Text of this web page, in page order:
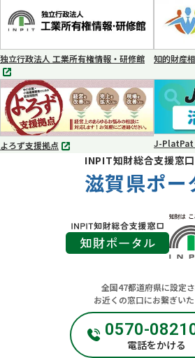
ブ
で
く
ブ
で
開
く
独立行政法人 工業所有権情報・研修館
別
タ
ブ
で
知的財産
よろず支援拠点
別
J-PlatPat
INPIT知財総合支援窓口
滋賀県ポー
全国47都道府県に設定
お近くの窓口にお繋ぎい
0570-
電話をかける